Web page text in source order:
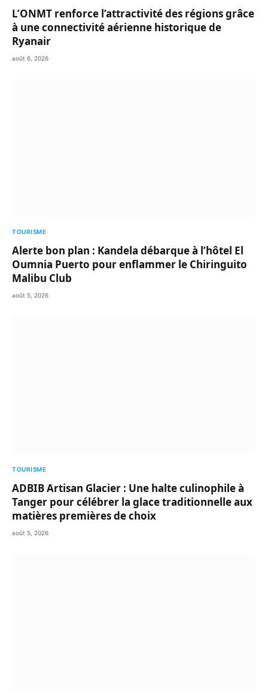
L’ONMT renforce l’attractivité des régions grâce
à une connectivité aérienne historique de
Ryanair
août 6, 2026
TOURISME
Alerte bon plan : Kandela débarque à l’hôtel El
Oumnia Puerto pour enflammer le Chiringuito
Malibu Club
août 5, 2026
TOURISME
ADBIB Artisan Glacier : Une halte culinophile à
Tanger pour célébrer la glace traditionnelle aux
matières premières de choix
août 5, 2026